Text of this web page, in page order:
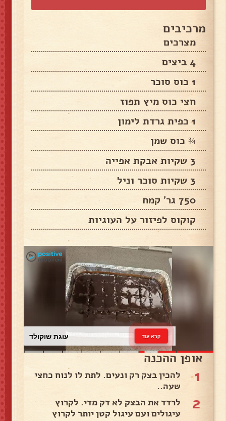
מרכיבים
מצרכים
4 ביצים
1 כוס סוכר
חצי כוס מיץ תפוז
1 כפית גרדת לימון
¾ כוס שמן
3 שקיות אבקת אפייה
3 שקיות סוכר וניל
750 גר' קמח
קוקוס לפיזור על העוגיות
עוגת שוקולד קרא עוד
אופן ההכנה
1
להכין בצק רק ונעים. לתת לו לנוח כחצי
שעה..
2
לרדד את הבצק לא דק מדי. לקרוץ
עיגולים ועם עיגול קטן יותר לקרוץ